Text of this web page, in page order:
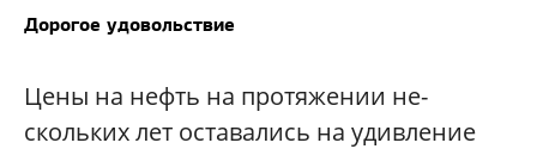
Дорогое удовольствие
Цены на нефть на протяжении не-
скольких лет оставались на удивление